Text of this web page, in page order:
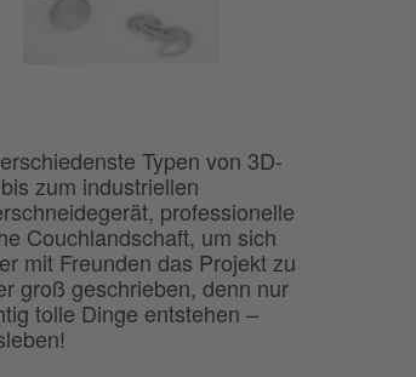
Typen von 3D-
zum industriellen
professionelle
Couchlandschaft, um sich
mit Freunden das Projekt zu
groß geschrieben, denn nur
tolle Dinge entstehen –